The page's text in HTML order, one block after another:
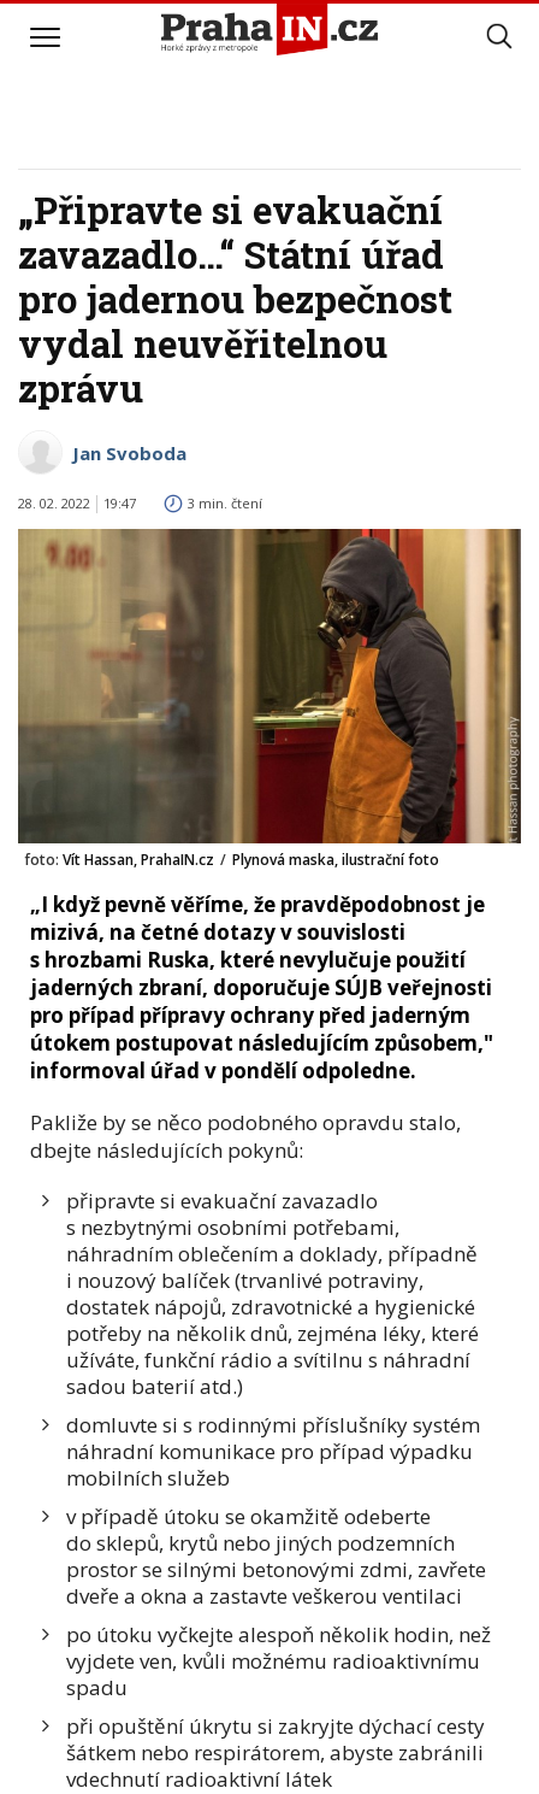
„Připravte si evakuační
zavazadlo…“ Státní úřad
pro jadernou bezpečnost
vydal neuvěřitelnou
zprávu
Jan Svoboda
28. 02. 2022 19:47 3 min. čtení
foto: Vít Hassan, PrahaIN.cz / Plynová maska, ilustrační foto
„I když pevně věříme, že pravděpodobnost je
mizivá, na četné dotazy v souvislosti
s hrozbami Ruska, které nevylučuje použití
jaderných zbraní, doporučuje SÚJB veřejnosti
pro případ přípravy ochrany před jaderným
útokem postupovat následujícím způsobem,"
informoval úřad v pondělí odpoledne.
Pakliže by se něco podobného opravdu stalo,
dbejte následujících pokynů:
připravte si evakuační zavazadlo
s nezbytnými osobními potřebami,
náhradním oblečením a doklady, případně
i nouzový balíček (trvanlivé potraviny,
dostatek nápojů, zdravotnické a hygienické
potřeby na několik dnů, zejména léky, které
užíváte, funkční rádio a svítilnu s náhradní
sadou baterií atd.)
domluvte si s rodinnými příslušníky systém
náhradní komunikace pro případ výpadku
mobilních služeb
v případě útoku se okamžitě odeberte
do sklepů, krytů nebo jiných podzemních
prostor se silnými betonovými zdmi, zavřete
dveře a okna a zastavte veškerou ventilaci
po útoku vyčkejte alespoň několik hodin, než
vyjdete ven, kvůli možnému radioaktivnímu
spadu
při opuštění úkrytu si zakryjte dýchací cesty
šátkem nebo respirátorem, abyste zabránili
vdechnutí radioaktivní látek